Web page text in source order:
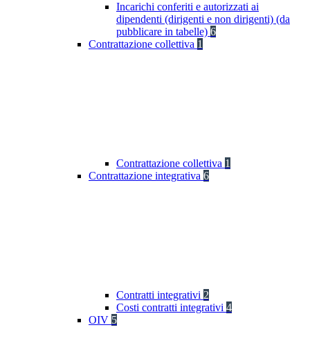
Incarichi conferiti e autorizzati ai
dipendenti (dirigenti e non dirigenti) (da
pubblicare in tabelle) 6
Contrattazione collettiva 1
Contrattazione collettiva 1
Contrattazione integrativa 6
Contratti integrativi 2
Costi contratti integrativi 4
OIV 5